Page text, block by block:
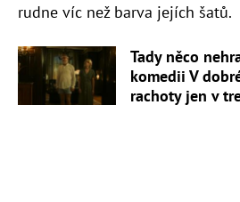
rudne víc než barva jejích šatů.
Tady něco
komedii V
rachoty jen v